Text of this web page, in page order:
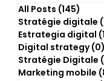
All Posts (145)
Stratégie digitale
Estrategia digital
Digital strategy(0)
Stratégie Digitale
Marketing mobile